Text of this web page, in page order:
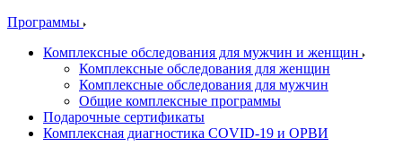
Программы
Комплексные обследования для мужчин и женщин
Комплексные обследования для женщин
Комплексные обследования для мужчин
Общие комплексные программы
Подарочные сертификаты
Комплексная диагностика COVID-19 и ОРВИ